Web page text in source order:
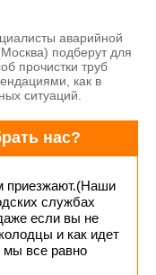
аварийной
подберут для
прочистки труб
как в
ситуаций.
нас?
приезжают.(Наши
службах
если вы не
и как идет
мы все равно